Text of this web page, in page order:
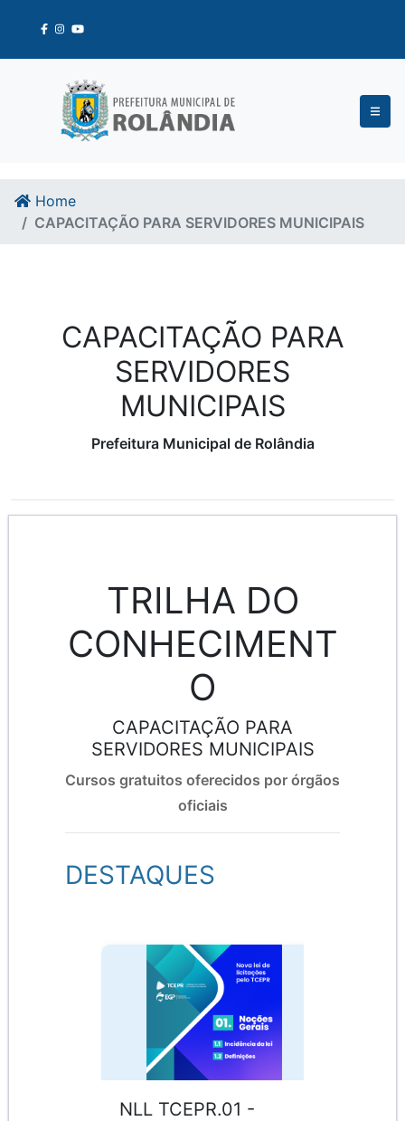
Home
CAPACITAÇÃO PARA SERVIDORES MUNICIPAIS
CAPACITAÇÃO PARA
SERVIDORES
MUNICIPAIS
Prefeitura Municipal de Rolândia
TRILHA DO
CONHECIMENT
O
CAPACITAÇÃO PARA
SERVIDORES MUNICIPAIS
Cursos gratuitos oferecidos por órgãos
oficiais
DESTAQUES
NLL TCEPR.01 -